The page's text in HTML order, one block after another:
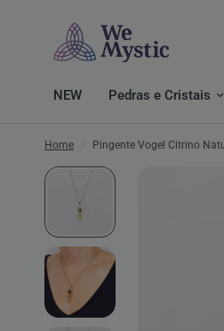
NEW Pedras e Cristais
Home Pingente Vogel Citrino